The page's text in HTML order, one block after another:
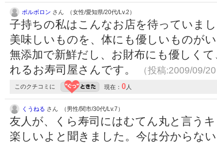
ポルボロン さん （女性/愛知県/20代/Lv.2）
子持ちの私はこんなお店を待っていま
美味しいものを、体にも優しいものが
無添加で新鮮だし、お財布にも優しく
れるお寿司屋さんです。
（投稿:2009/09/
このクチコミに 現在： 0人
くうねる さん （男性/関市/30代/Lv.7）
友人が、くら寿司にはむてん丸と言う
楽しいよと聞きました。今は分からな